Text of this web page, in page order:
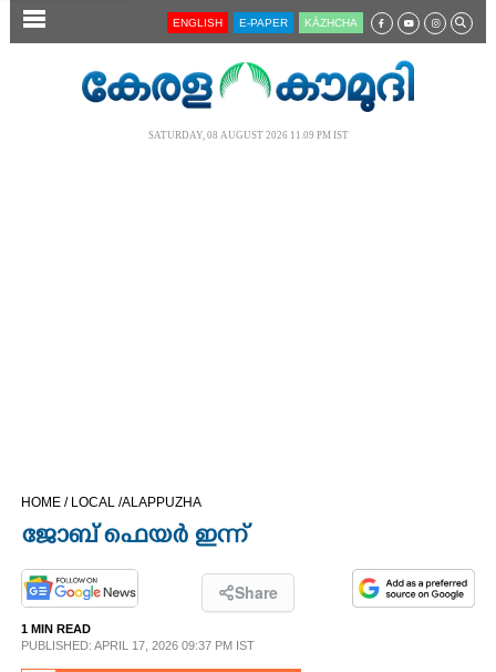
SECTIONS
OPINION
PHOTOS
ENGLISH E-PAPER KĀZHCHA
SATURDAY, 08 AUGUST 2026 11.09 PM IST
HOME / LOCAL /ALAPPUZHA
ജോബ് ഫെയർ ഇന്ന്
Share
1 MIN READ
PUBLISHED: APRIL 17, 2026 09:37 PM IST